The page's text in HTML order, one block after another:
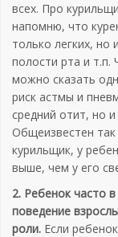
всех. Про
напомню, что
только легких,
полости рта и т.п.
можно сказать
риск астмы и
средний отит, но
Общеизвестен
курильщик, у
выше, чем у его
2. Ребенок часто
поведение
роли. Если